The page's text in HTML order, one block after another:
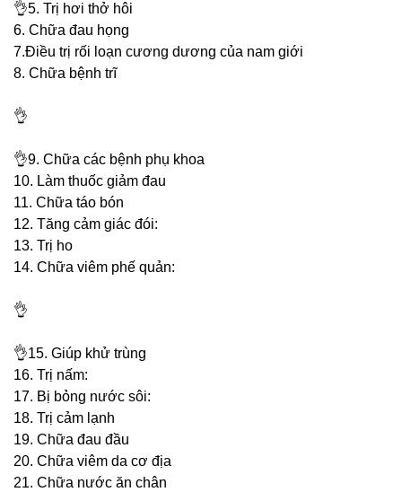
👌5. Trị hơi thở hôi
6. Chữa đau họng
7.Điều trị rối loạn cương dương của nam giới
8. Chữa bệnh trĩ
👌
👌9. Chữa các bệnh phụ khoa
10. Làm thuốc giảm đau
11. Chữa táo bón
12. Tăng cảm giác đói:
13. Trị ho
14. Chữa viêm phế quản:
👌
👌15. Giúp khử trùng
16. Trị nấm:
17. Bị bỏng nước sôi:
18. Trị cảm lạnh
19. Chữa đau đầu
20. Chữa viêm da cơ địa
21. Chữa nước ăn chân